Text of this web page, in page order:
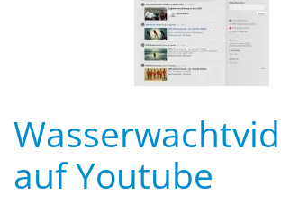
auf Youtube